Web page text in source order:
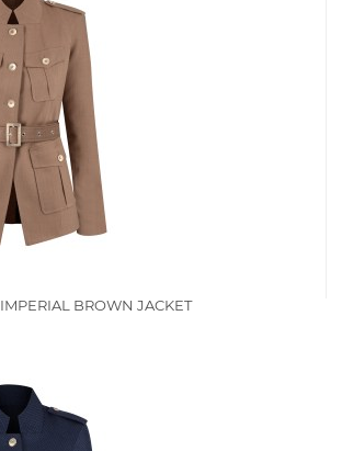
IMPERIAL BROWN JACKET